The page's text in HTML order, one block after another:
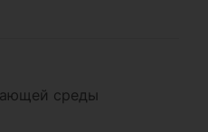
среды